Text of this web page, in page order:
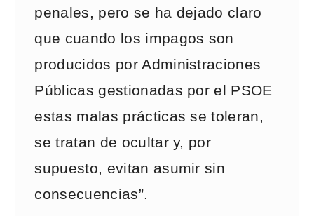
penales, pero se ha dejado claro
que cuando los impagos son
producidos por Administraciones
Públicas gestionadas por el PSOE
estas malas prácticas se toleran,
se tratan de ocultar y, por
supuesto, evitan asumir sin
consecuencias”.